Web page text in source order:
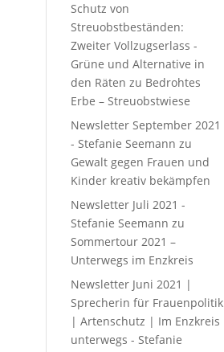
Schutz von
Streuobstbeständen:
Zweiter Vollzugserlass -
Grüne und Alternative in
den Räten zu Bedrohtes
Erbe – Streuobstwiese
Newsletter September 2021
- Stefanie Seemann zu
Gewalt gegen Frauen und
Kinder kreativ bekämpfen
Newsletter Juli 2021 -
Stefanie Seemann zu
Sommertour 2021 –
Unterwegs im Enzkreis
Newsletter Juni 2021 |
Sprecherin für Frauenpolitik
| Artenschutz | Im Enzkreis
unterwegs - Stefanie